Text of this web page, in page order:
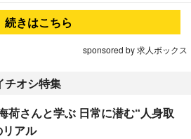
続きはこちら
sponsored by 求人ボックス
チオシ特集
荷さんと学ぶ 日常に潜む“人身取
リアル